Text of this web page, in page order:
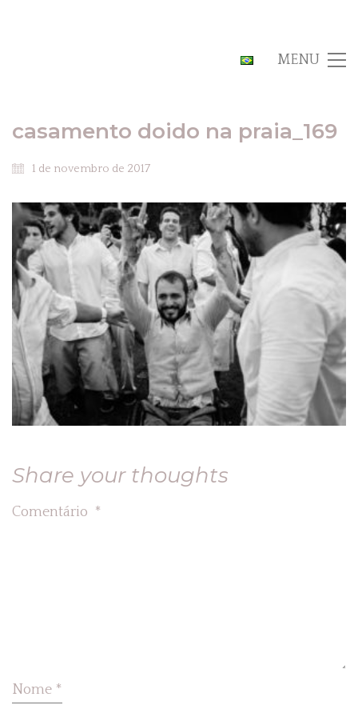
MENU
casamento doido na praia_169
1 de novembro de 2017
Share your thoughts
Comentário *
Nome *